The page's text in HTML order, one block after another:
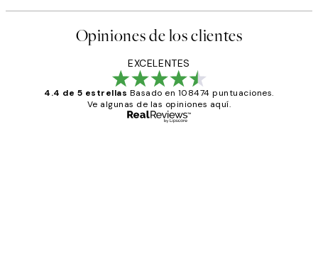
Opiniones de los clientes
EXCELENTES
4.4 de 5 estrellas Basado en 108474 puntuaciones.
Ve algunas de las opiniones aquí.